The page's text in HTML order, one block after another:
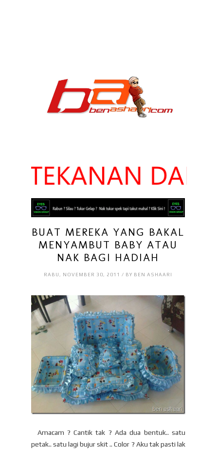
BUAT MEREKA YANG BAKAL
MENYAMBUT BABY ATAU
NAK BAGI HADIAH
RABU, NOVEMBER 30, 2011 / BY BEN ASHAARI
Amacam ? Cantik tak ? Ada dua bentuk.. satu
petak.. satu lagi bujur skit .. Color ? Aku tak pasti lak